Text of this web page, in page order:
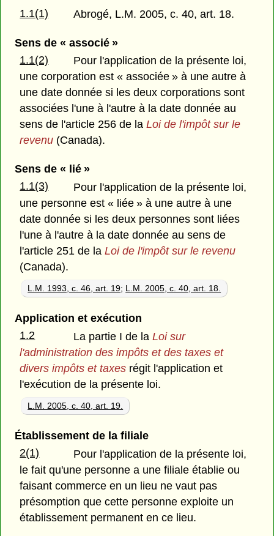
1.1(1) Abrogé, L.M. 2005, c. 40, art. 18.
Sens de « associé »
1.1(2)
Pour l'application de la présente loi,
une corporation est « associée » à une autre à
une date donnée si les deux corporations sont
associées l'une à l'autre à la date donnée au
sens de l'article 256 de laLoi de l'impôt sur le
revenu (Canada).
Sens de « lié »
1.1(3)
Pour l'application de la présente loi,
une personne est « liée » à une autre à une
date donnée si les deux personnes sont liées
l'une à l'autre à la date donnée au sens de
l'article 251 de laLoi de l'impôt sur le revenu
(Canada).
L.M. 1993, c. 46, art. 19; L.M. 2005, c. 40, art. 18.
Application et exécution
1.2
La partie I de laLoi sur
l'administration des impôts et des taxes et
divers impôts et taxes régit l'application et
l'exécution de la présente loi.
L.M. 2005, c. 40, art. 19.
Établissement de la filiale
2(1)
Pour l'application de la présente loi,
le fait qu'une personne a une filiale établie ou
faisant commerce en un lieu ne vaut pas
présomption que cette personne exploite un
établissement permanent en ce lieu.